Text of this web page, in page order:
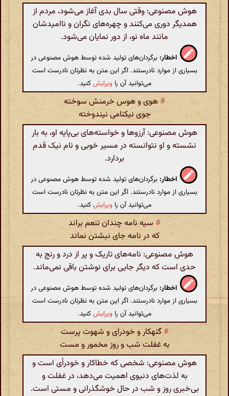
هوش مصنوعی: وقتی سال بدی آغاز می‌شود، مردم از
همدیگر دوری می‌کنند و چهره‌های نگران و ناامیدشان
مانند ماه نو، از دور نمایان می‌شود.
اخطار: برگردان‌های تولید شده توسط هوش مصنوعی در
بسیاری از موارد نادرستند. اگر این متن به نظرتان نادرست است
می‌توانید آن را ویرایشکنید.
# هوی و هوس خرمنش سوخته
جوی نیکنامی نیندوخته
هوش مصنوعی: آرزوها و خواسته‌های بی‌پایه او، به بار
نشسته و او نتوانسته در مسیر خوبی و نام نیک قدم
بردارد.
اخطار: برگردان‌های تولید شده توسط هوش مصنوعی در
بسیاری از موارد نادرستند. اگر این متن به نظرتان نادرست است
می‌توانید آن را ویرایشکنید.
# سیه نامه چندان تنعم براند
که در نامه جای نبشتن نماند
هوش مصنوعی: نامه‌های تاریک و پر از درد و رنج به
حدی است که دیگر جایی برای نوشتن باقی نمی‌ماند.
اخطار: برگردان‌های تولید شده توسط هوش مصنوعی در
بسیاری از موارد نادرستند. اگر این متن به نظرتان نادرست است
می‌توانید آن را ویرایشکنید.
# گنهکار و خودرای و شهوت پرست
به غفلت شب و روز مخمور و مست
هوش مصنوعی: شخصی که خطاکار و خودرأی است و
به لذت‌های دنیوی اهمیت می‌دهد، در غفلت و
بی‌خبری روز و شب در حال خوشگذرانی و مستی است.